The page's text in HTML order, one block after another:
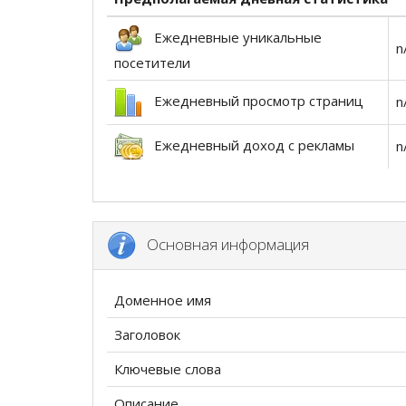
Ежедневные уникальные
посетители
Ежедневный просмотр страниц
Ежедневный доход с рекламы
Основная информация
Доменное имя
Заголовок
Ключевые слова